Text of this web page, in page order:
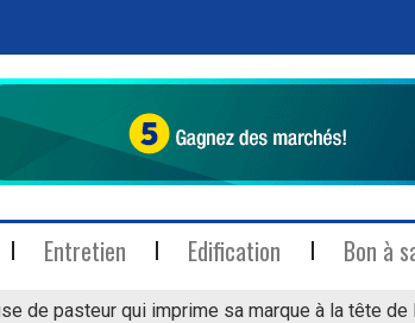
Entretien Edification Bon à
de pasteur qui imprime sa marque à la tête